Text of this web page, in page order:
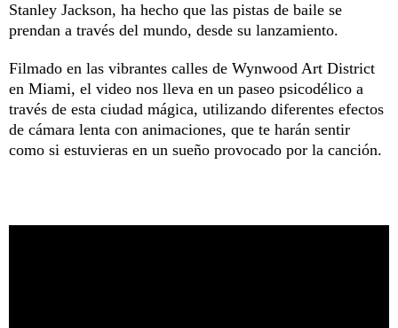
Stanley Jackson, ha hecho que las pistas de baile se
prendan a través del mundo, desde su lanzamiento.
Filmado en las vibrantes calles de Wynwood Art District
en Miami, el video nos lleva en un paseo psicodélico a
través de esta ciudad mágica, utilizando diferentes efectos
de cámara lenta con animaciones, que te harán sentir
como si estuvieras en un sueño provocado por la canción.